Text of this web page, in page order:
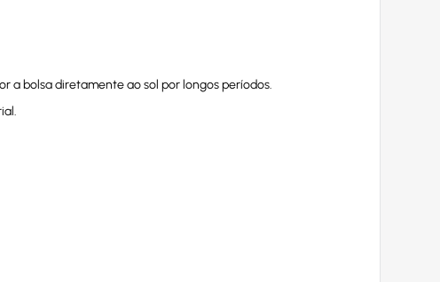
a bolsa diretamente ao sol por longos períodos.